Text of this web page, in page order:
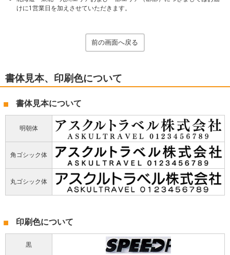
けに1営業日を加えさせていただきます。
前の画面へ戻る
書体見本、印刷色について
書体見本について
明朝体
角ゴシック体
丸ゴシック体
印刷色について
黒